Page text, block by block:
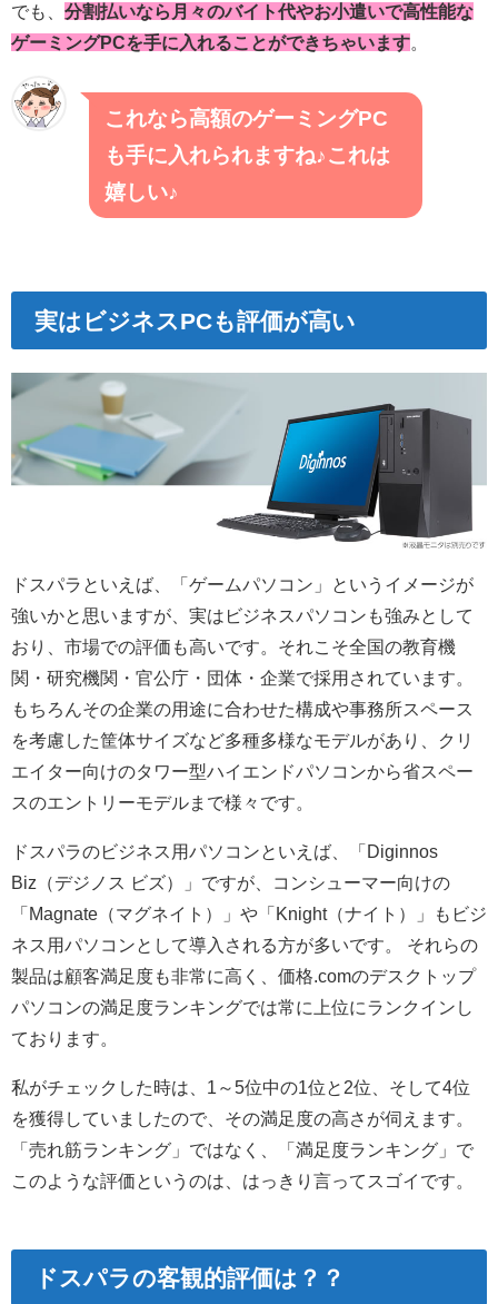
でも、 分割払いなら月々のバイト代やお小遣いで高性能な
ゲーミングPCを手に入れることができちゃいます
これなら高額のゲーミングPC
も手に入れられますね♪これは
嬉しい♪
実はビジネスPCも評価が高い
ドスパラといえば、「ゲームパソコン」というイメージが
強いかと思いますが、実はビジネスパソコンも強みとして
おり、市場での評価も高いです。それこそ全国の教育機
関・研究機関・官公庁・団体・企業で採用されています。
もちろんその企業の用途に合わせた構成や事務所スペース
を考慮した筐体サイズなど多種多様なモデルがあり、クリ
エイター向けのタワー型ハイエンドパソコンから省スペー
スのエントリーモデルまで様々です。
ドスパラのビジネス用パソコンといえば、「Diginnos
Biz（デジノス ビズ）」ですが、コンシューマー向けの
「Magnate（マグネイト）」や「Knight（ナイト）」もビジ
ネス用パソコンとして導入される方が多いです。 それらの
製品は顧客満足度も非常に高く、価格.comのデスクトップ
パソコンの満足度ランキングでは常に上位にランクインし
ております。
私がチェックした時は、1～5位中の1位と2位、そして4位
を獲得していましたので、その満足度の高さが伺えます。
「売れ筋ランキング」ではなく、「満足度ランキング」で
このような評価というのは、はっきり言ってスゴイです。
ドスパラの客観的評価は？？